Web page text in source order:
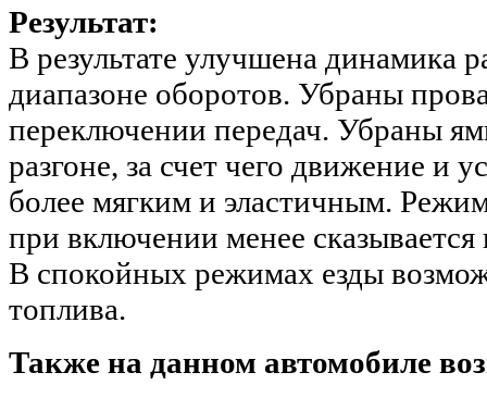
Результат:
В результате улучшена динамика
диапазоне оборотов. Убраны
переключении передач. Убраны
разгоне, за счет чего движение и
более мягким и эластичным.
при включении менее
В спокойных режимах езды
топлива.
Также на данном автомобиле